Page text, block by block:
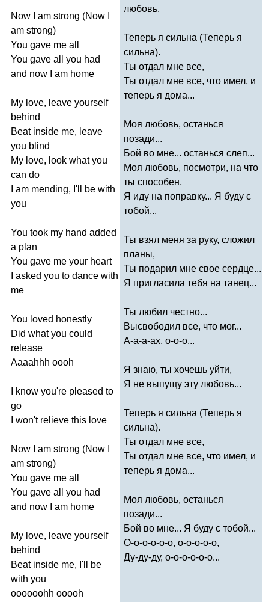
Now am strong (Now
am strong)
You gave me all
You gave all you had
and now am home
My love, leave yourself
behind
Beat inside me, leave
you blind
My love, look what you
can do
am mending, I'll be with
you
You took my hand added
a plan
You gave me your heart
asked you to dance with
me
You loved honestly
Did what you could
release
Aaaahhh oooh
know you're pleased to
go
won't relieve this love
Now am strong (Now
am strong)
You gave me all
You gave all you had
and now am home
My love, leave yourself
behind
Beat inside me, I'll
be
with you
oooooohh ooooh
любовь.
Теперь я сильна (Теперь я
сильна).
Ты отдал мне все,
Ты отдал мне все, что имел, и
теперь я дома...
Моя любовь, останься
позади...
Бой во мне... останься слеп...
Моя любовь, посмотри, на что
ты способен,
Я иду на поправку... Я буду с
тобой...
Ты взял меня за руку, сложил
планы,
Ты подарил мне свое сердце...
Я пригласила тебя на танец...
Ты любил честно...
Высвободил все, что мог...
А-а-а-ах, о-о-о...
Я знаю, ты хочешь уйти,
Я не выпущу эту любовь...
Теперь я сильна (Теперь я
сильна).
Ты отдал мне все,
Ты отдал мне все, что имел, и
теперь я дома...
Моя любовь, останься
позади...
Бой во мне... Я буду с тобой...
О-о-о-о-о-о, о-о-о-о-о,
Ду-ду-ду, о-о-о-о-о-о...